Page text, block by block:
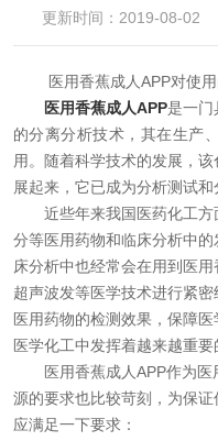
联系
更新时间：2019-08-02
医用香蕉成人APP对使用
医用香蕉成人APP是一门
的分离分析技术，其在生产
用。随着科学技术的发展，
展起来，它已成为分析测试和
近些年来我国医药化工方
分等医用药物和临床分析中
床分析中也经常会在用到医
超声波发等医学技术进行紧
医用药物的检测效果，保障
医学化工中发挥着越来越重要
医用香蕉成人APP作为医
源的要求也比较苛刻，为保
应满足一下要求：